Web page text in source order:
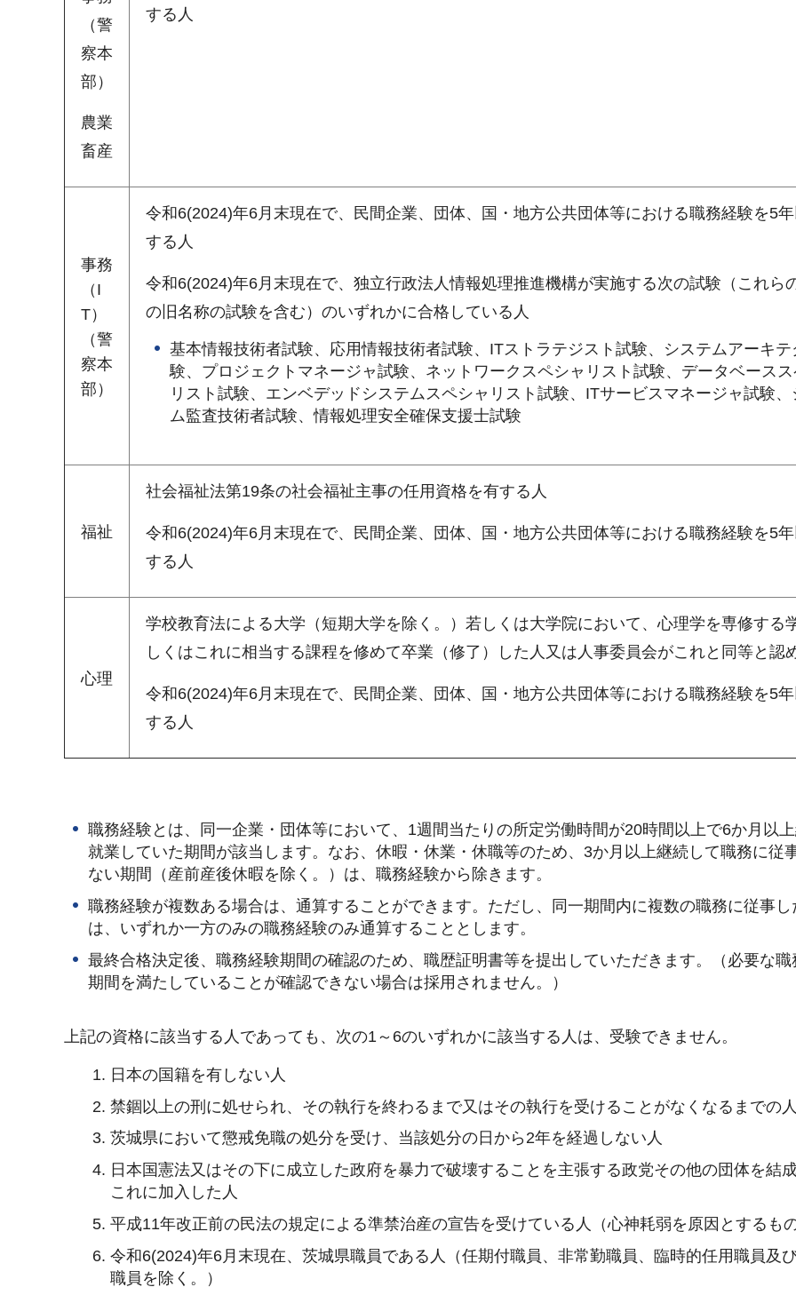
（警
察本
部）
農業
畜産
する人
事務
（I
T）
（警
察本
部）
令和6(2024)年6月末現在で、民間企業、団体、国・地方公共団体等における職務経験を5
する人
令和6(2024)年6月末現在で、独立行政法人情報処理推進機構が実施する次の試験（これら
の旧名称の試験を含む）のいずれかに合格している人
基本情報技術者試験、応用情報技術者試験、ITストラテジスト試験、システムアーキテ
験、プロジェクトマネージャ試験、ネットワークスペシャリスト試験、データベース
リスト試験、エンベデッドシステムスペシャリスト試験、ITサービスマネージャ試験、
ム監査技術者試験、情報処理安全確保支援士試験
福祉
社会福祉法第19条の社会福祉主事の任用資格を有する人
令和6(2024)年6月末現在で、民間企業、団体、国・地方公共団体等における職務経験を5
する人
心理
学校教育法による大学（短期大学を除く。）若しくは大学院において、心理学を専修する
しくはこれに相当する課程を修めて卒業（修了）した人又は人事委員会がこれと同等と認
令和6(2024)年6月末現在で、民間企業、団体、国・地方公共団体等における職務経験を5
する人
職務経験とは、同一企業・団体等において、1週間当たりの所定労働時間が20時間以上で6か月以
就業していた期間が該当します。なお、休暇・休業・休職等のため、3か月以上継続して職務に従
ない期間（産前産後休暇を除く。）は、職務経験から除きます。
職務経験が複数ある場合は、通算することができます。ただし、同一期間内に複数の職務に従事し
は、いずれか一方のみの職務経験のみ通算することとします。
最終合格決定後、職務経験期間の確認のため、職歴証明書等を提出していただきます。（必要な職
期間を満たしていることが確認できない場合は採用されません。）
上記の資格に該当する人であっても、次の1～6のいずれかに該当する人は、受験できません。
日本の国籍を有しない人
禁錮以上の刑に処せられ、その執行を終わるまで又はその執行を受けることがなくなるまでの
茨城県において懲戒免職の処分を受け、当該処分の日から2年を経過しない人
日本国憲法又はその下に成立した政府を暴力で破壊することを主張する政党その他の団体を結
これに加入した人
平成11年改正前の民法の規定による準禁治産の宣告を受けている人（心神耗弱を原因とするも
令和6(2024)年6月末現在、茨城県職員である人（任期付職員、非常勤職員、臨時的任用職員及
職員を除く。）